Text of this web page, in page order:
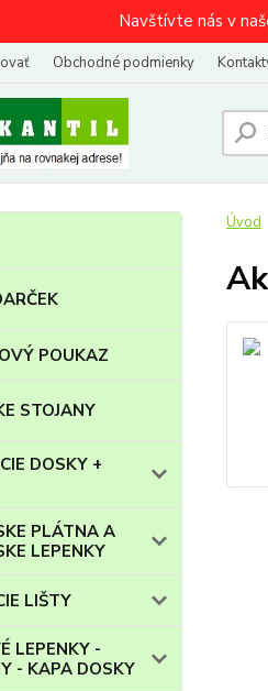
Navštívte nás v
Obchodné podmienky
POUKAZ
STOJANY
DOSKY +
PLÁTNA A
LEPENKY
LIŠTY
LEPENKY -
- KAPA DOSKY
Úvod